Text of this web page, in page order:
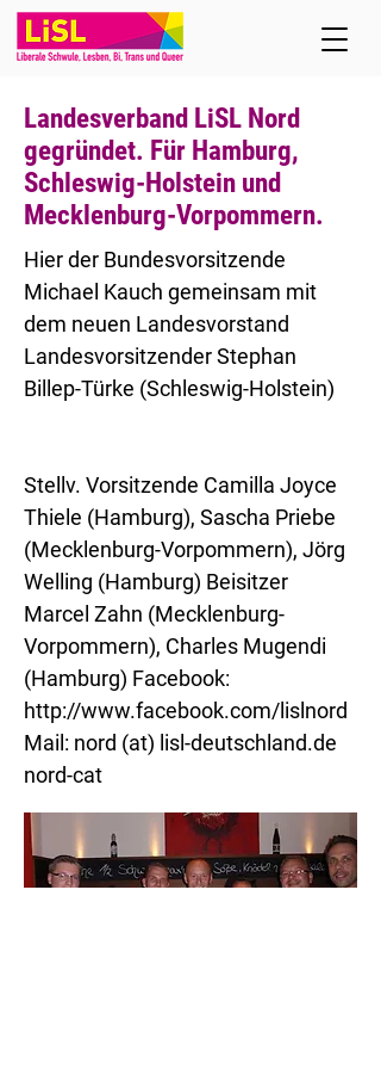
Landesverband LiSL Nord
gegründet. Für Hamburg,
Schleswig-Holstein und
Mecklenburg-Vorpommern.
Hier der Bundesvorsitzende
Michael Kauch gemeinsam mit
dem neuen Landesvorstand
Landesvorsitzender Stephan
Billep-Türke (Schleswig-Holstein)
Stellv. Vorsitzende Camilla Joyce
Thiele (Hamburg), Sascha Priebe
(Mecklenburg-Vorpommern), Jörg
Welling (Hamburg) Beisitzer
Marcel Zahn (Mecklenburg-
Vorpommern), Charles Mugendi
(Hamburg) Facebook:
http://www.facebook.com/lislnord
Mail: nord (at) lisl-deutschland.de
nord-cat